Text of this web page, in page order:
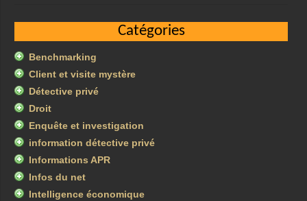
Catégories
Benchmarking
Client et visite mystère
Détective privé
Droit
Enquête et investigation
information détective privé
Informations APR
Infos du net
Intelligence économique